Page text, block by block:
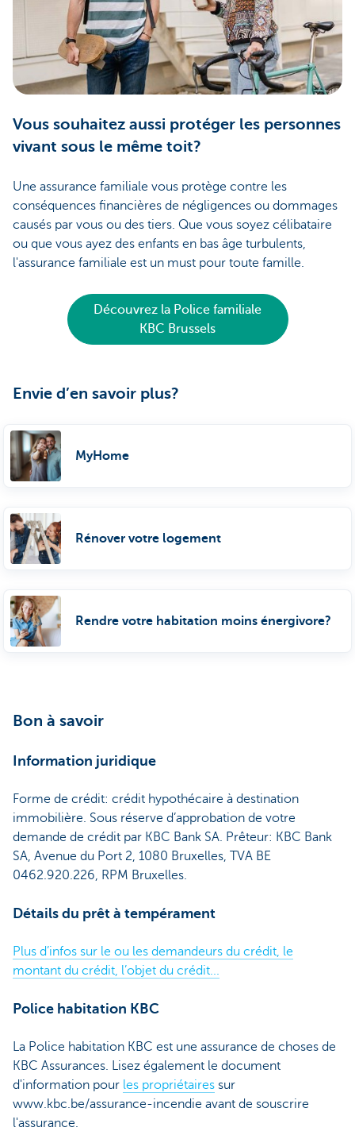
Vous souhaitez aussi protéger les personnes
vivant sous le même toit?
Une assurance familiale vous protège contre les
conséquences financières de négligences ou dommages
causés par vous ou des tiers. Que vous soyez célibataire
ou que vous ayez des enfants en bas âge turbulents,
l'assurance familiale est un must pour toute famille.
Découvrez la Police familiale
KBC Brussels
Envie d’en savoir plus?
MyHome
Rénover votre logement
Rendre votre habitation moins énergivore?
Bon à savoir
Information juridique
Forme de crédit: crédit hypothécaire à destination
immobilière. Sous réserve d’approbation de votre
demande de crédit par KBC Bank SA. Prêteur: KBC Bank
SA, Avenue du Port 2, 1080 Bruxelles, TVA BE
0462.920.226, RPM Bruxelles.
Détails du prêt à tempérament
Plus d’infos sur le ou les demandeurs du crédit, le
montant du crédit, l’objet du crédit...
Police habitation KBC
La Police habitation KBC est une assurance de choses de
KBC Assurances. Lisez également le document
d'information pour les propriétaires sur
www.kbc.be/assurance-incendie avant de souscrire
l'assurance.